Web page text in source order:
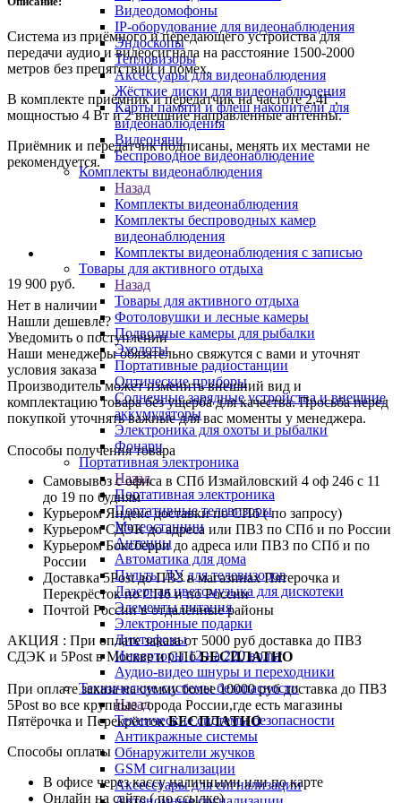
Видеодомофоны
IP-оборудование для видеонаблюдения
Эндоскопы
Тепловизоры
Аксессуары для видеонаблюдения
Жёсткие диски для видеонаблюдения
Карты памяти и флеш накопители для
видеонаблюдения
Видеоняни
Беспроводное видеонаблюдение
Комплекты видеонаблюдения
Назад
Комплекты видеонаблюдения
Комплекты беспроводных камер
видеонаблюдения
Комплекты видеонаблюдения с записью
Товары для активного отдыха
Назад
Товары для активного отдыха
Фотоловушки и лесные камеры
Подводные камеры для рыбалки
Эхолоты
Портативные радиостанции
Оптические приборы
Солнечные зарядные устройства и внешние
аккумуляторы
Электроника для охоты и рыбалки
Фонари
Портативная электроника
Назад
Портативная электроника
Портативные телевизоры
Метеостанции
Антенны
Автоматика для дома
Пульты ДУ для телевизоров
Лазерная цветомузыка для дискотеки
Элементы питания
Электронные подарки
Диктофоны
Инверторы 12 на 220 вольт
Аудио-видео шнуры и переходники
Технические системы безопасности
Назад
Технические системы безопасности
Антикражные системы
Обнаружители жучков
GSM сигнализации
Аксессуары для сигнализации
Система из приёмного и передающего устройства для
передачи аудио и видеосигнала на расстояние 1500-2000
метров без препятствий и помех.
В комплекте приёмник и передатчик на частоте 2,4Г ,
мощностью 4 Вт и 2 внешние направленные антенны.
Приёмник и передатчик подписаны, менять их местами не
рекомендуется.
19 900 руб.
Нет в наличии
Нашли дешевле?
Уведомить о поступлении
Наши менеджеры обязательно свяжутся с вами и уточнят
условия заказа
Производитель может изменить внешний вид и
комплектацию товара без ущерба для качества. Просьба перед
покупкой уточнять важные для вас моменты у менеджера.
Способы получения товара
Самовывоз с офиса в СПб Измайловский 4 оф 246 с 11
до 19 по будням
Курьером Яндекс доставки по СПб ( по запросу)
Курьером СДЭК до адреса или ПВЗ по СПб и по России
Курьером Боксберри до адреса или ПВЗ по СПб и по
России
Доставка 5Post до ПВЗ в магазинах Пятерочка и
Перекрёсток по СПб и по России
Почтой России в отдалённые районы
АКЦИЯ : При оплате заказа от 5000 руб доставка до ПВЗ
СДЭК и 5Post в Москве и СПбБЕСПЛАТНО
При оплате заказа на сумму более 10000 руб доставка до ПВЗ
5Post во все крупные города России,где есть магазины
Пятёрочка и ПерекрёстокБЕСПЛАТНО
Способы оплаты
В офисе через кассу наличными или по карте
Онлайн на сайте ( по ссылке)